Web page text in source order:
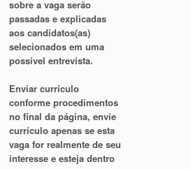
sobre a vaga serão
passadas e explicadas
aos candidatos(as)
selecionados em uma
possível entrevista.
Enviar currículo
conforme procedimentos
no final da página, envie
currículo apenas se esta
vaga for realmente de seu
interesse e esteja dentro